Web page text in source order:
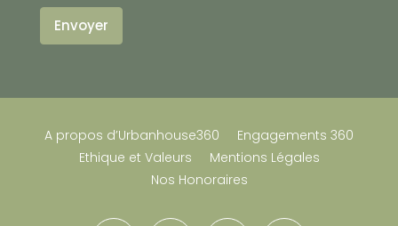
Envoyer
A propos d’Urbanhouse360
Engagements 360
Ethique et Valeurs
Mentions Légales
Nos Honoraires